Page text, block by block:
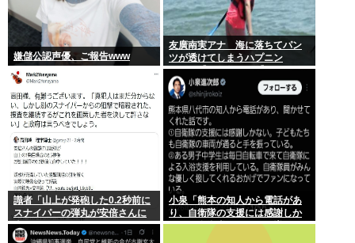
嫌儲公認声優、ご報告www
友廣南実アナ 海に落ちてパン
ツが透けてしまうハプニン
グ！！【GIF動画あり】
識者「山上が発砲した0.2秒前に
スナイパーの弾丸が安倍さんに
当たっていた！」 これ。
小泉「熊本の知人から電話があ
り、自衛隊の支援には感謝しか
ない、自衛隊のファンが増えて